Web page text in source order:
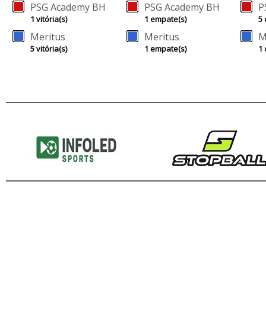
PSG Academy BH
1 vitória(s)
Meritus
5 vitória(s)
PSG Academy BH
1 empate(s)
Meritus
1 empate(s)
5
1